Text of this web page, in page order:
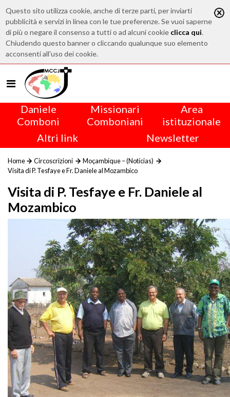
Questo sito utilizza cookie, anche di terze parti, per inviarti
pubblicità e servizi in linea con le tue preferenze. Se vuoi saperne
di più o negare il consenso a tutti o ad alcuni cookie clicca qui.
Chiudendo questo banner o cliccando qualunque suo elemento
acconsenti all'uso dei cookie.
Daniele
Comboni
Missionari
Comboniani
Area
istituzionale
Altri link
Newsletter
Home Circoscrizioni
Moçambique – (Notícias)
Visita di P. Tesfaye e Fr. Daniele al Mozambico
Visita di P. Tesfaye e Fr. Daniele al
Mozambico